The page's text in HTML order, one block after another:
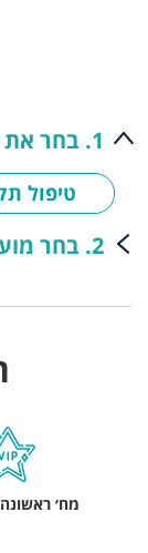
1. בחר את סיבת הביקור
טיפול
2. בחר מועד שנוח לך
מח׳